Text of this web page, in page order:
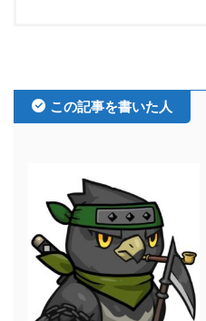
この記事を書いた人